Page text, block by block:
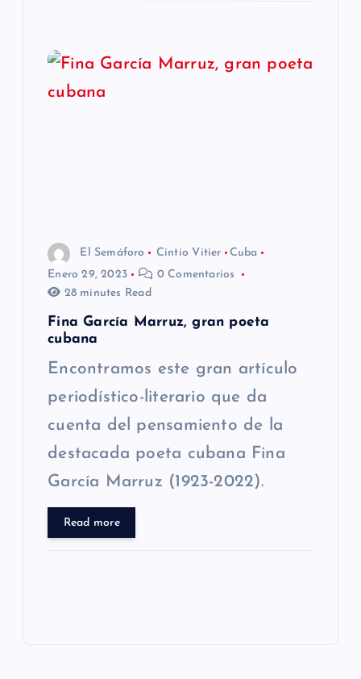
El Semáforo Cintio Vitier
Cuba
Enero 29, 2023
0 Comentarios
28 minutes Read
Fina García Marruz, gran poeta
cubana
Encontramos este gran artículo
periodístico-literario que da
cuenta del pensamiento de la
destacada poeta cubana Fina
García Marruz (1923-2022).
Read more